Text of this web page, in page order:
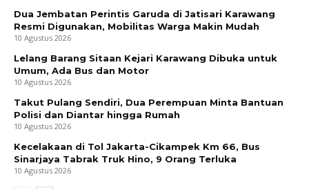
Dua Jembatan Perintis Garuda di Jatisari Karawang
Resmi Digunakan, Mobilitas Warga Makin Mudah
10 Agustus 2026
Lelang Barang Sitaan Kejari Karawang Dibuka untuk
Umum, Ada Bus dan Motor
10 Agustus 2026
Takut Pulang Sendiri, Dua Perempuan Minta Bantuan
Polisi dan Diantar hingga Rumah
10 Agustus 2026
Kecelakaan di Tol Jakarta-Cikampek Km 66, Bus
Sinarjaya Tabrak Truk Hino, 9 Orang Terluka
10 Agustus 2026